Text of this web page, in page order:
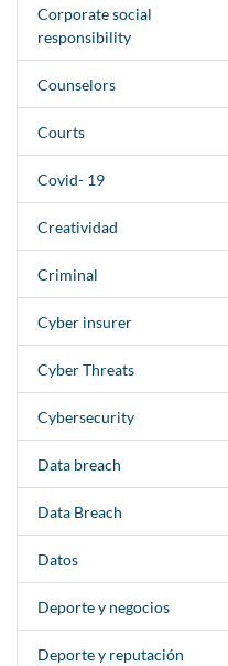
Corporate social
responsibility
Counselors
Courts
Covid- 19
Creatividad
Criminal
Cyber insurer
Cyber Threats
Cybersecurity
Data breach
Data Breach
Datos
Deporte y negocios
Deporte y reputación